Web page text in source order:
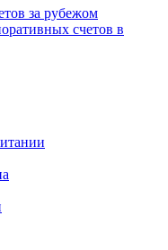
за рубежом
счетов в